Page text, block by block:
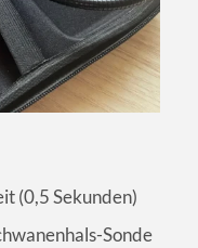
(0,5 Sekunden)
Sonde